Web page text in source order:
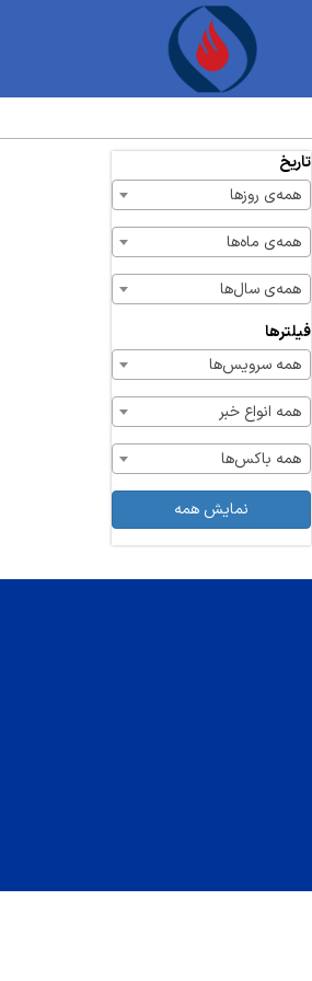
تاریخ
همه‌ی روزها
همه‌ی ماه‌ها
همه‌ی سال‌ها
فیلترها
همه سرویس‌ها
همه انواع خبر
همه باکس‌ها
نمایش همه